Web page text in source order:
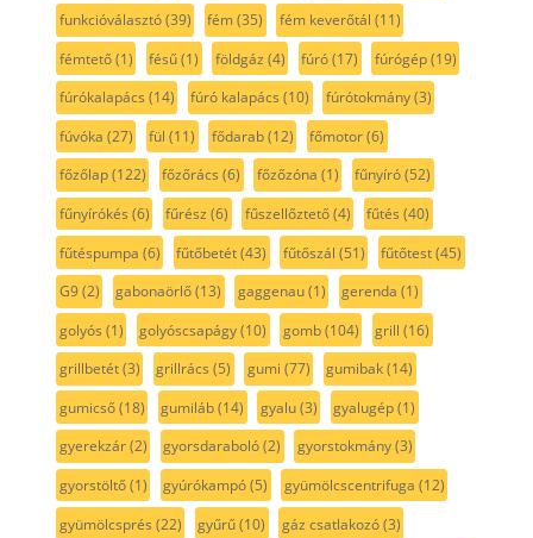
funkcióválasztó(39) fém(35) fém keverőtál (11)
fémtető(1) fésű(1) földgáz (4) fúró(17) fúrógép(19)
fúrókalapács (14) fúró kalapács (10) fúrótokmány(3)
fúvóka (27) fül (11) fődarab(12) főmotor(6)
főzőlap(122) főzőrács (6) főzőzóna (1) fűnyíró(52)
fűnyírókés (6) fűrész (6) fűszellőztető(4) fűtés (40)
fűtéspumpa (6) fűtőbetét(43) fűtőszál (51) fűtőtest(45)
G9(2) gabonaörlő(13) gaggenau(1) gerenda (1)
golyós (1) golyóscsapágy(10) gomb(104) grill (16)
grillbetét(3) grillrács (5) gumi (77) gumibak(14)
gumicső(18) gumiláb(14) gyalu(3) gyalugép(1)
gyerekzár(2) gyorsdaraboló(2) gyorstokmány(3)
gyorstöltő(1) gyúrókampó(5) gyümölcscentrifuga (12)
gyümölcsprés (22) gyűrű(10) gáz csatlakozó(3)